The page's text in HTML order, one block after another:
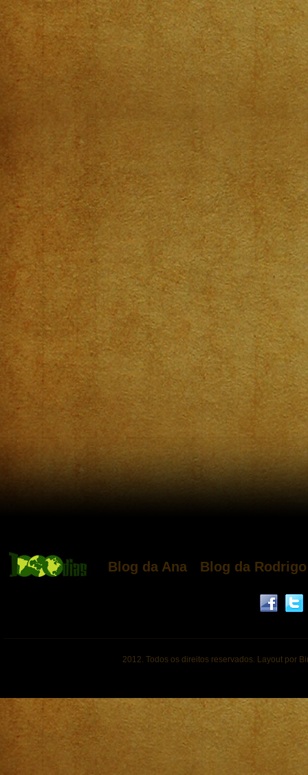
Blog da Ana Blog da Rodrigo
2012. Todos os direitos reservados. Layout por